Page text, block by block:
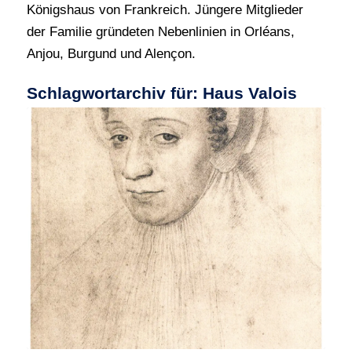
Königshaus von Frankreich. Jüngere Mitglieder
der Familie gründeten Nebenlinien in Orléans,
Anjou, Burgund und Alençon.
Schlagwortarchiv für: Haus Valois